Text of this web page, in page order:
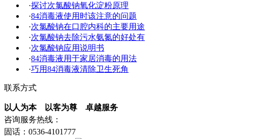
·探讨次氯酸钠氧化淀粉原理
·84消毒液使用时该注意的问题
·次氯酸钠在口腔内科的主要用途
·次氯酸钠去除污水氨氮的好处有
·次氯酸钠应用说明书
·84消毒液用于家居消毒的用法
·巧用84消毒液清除卫生死角
联系方式
以人为本 以客为尊 卓越服务
咨询服务热线：
固话：0536-4101777